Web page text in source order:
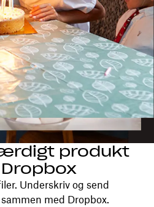
produkt
Underskriv og send
med Dropbox.